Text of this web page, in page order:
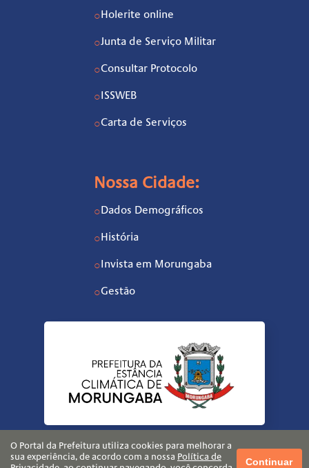
○ Holerite online
○Junta de Serviço Militar
○Consultar Protocolo
○ ISSWEB
○Carta de Serviços
Nossa Cidade:
○ Dados Demográficos
○ História
○ Invista em Morungaba
○Gestão
O Portal da Prefeitura utiliza cookies para melhorar a
sua experiência, de acordo com a nossa Política de
Continuar